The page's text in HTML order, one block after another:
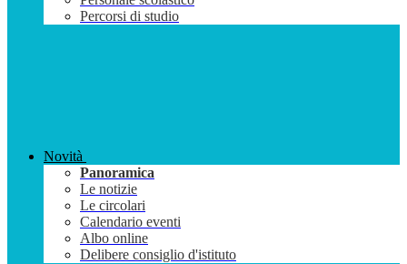
Percorsi di studio
Novità
Panoramica
Le notizie
Le circolari
Calendario eventi
Albo online
Delibere consiglio d'istituto